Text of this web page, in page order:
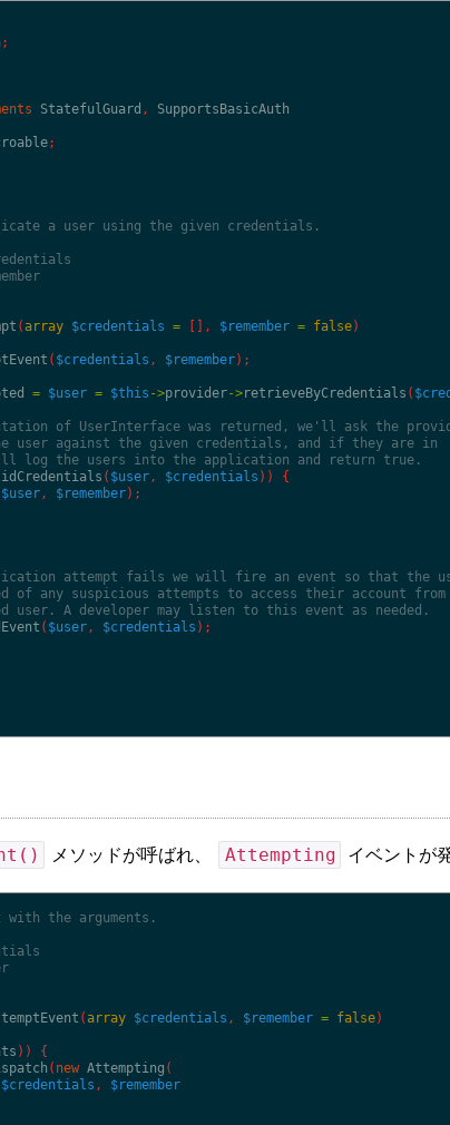
;
StatefulGuard ,
SupportsBasicAuth
;
a user using the given credentials.
(array $credentials = , $remember = false)
( $credentials , $remember) ;
= $user = $this ->provider->retrieveByCredentials (
of UserInterface was returned, we'll ask the
user against the given credentials, and if they are in
log the users into the application and return true.
( $user, $credentials ) )
{
$user, $remember) ;
attempt fails we will fire an event so that the
of any suspicious attempts to access their account from
user. A developer may listen to this event as needed.
( $user, $credentials ) ;
メソッドが呼ばれ、 Attempting イベントが
the arguments.
(array $credentials , $remember = false)
) )
{
( new Attempting (
$credentials ,
$remember